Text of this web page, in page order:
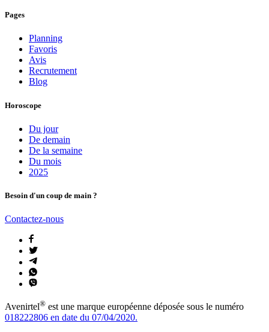
Pages
Planning
Favoris
Avis
Recrutement
Blog
Horoscope
Du jour
De demain
De la semaine
Du mois
2025
Besoin d'un coup de main ?
Contactez-nous
Avenirtel® est une marque européenne déposée sous le numéro
018222806 en date du 07/04/2020.